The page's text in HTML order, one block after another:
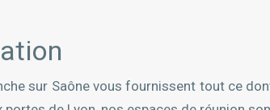
sur Saône vous fournissent tout ce